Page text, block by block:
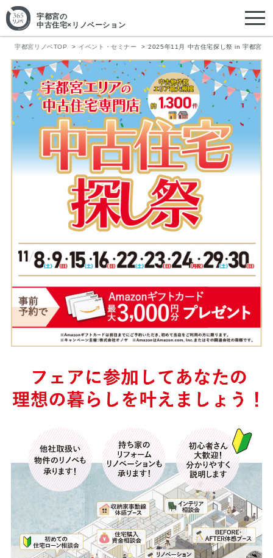
宇都宮の
中古住宅×リノベーション
宇都宮リノベTOP イベント・セミナー 2025年11月 中古住宅探し祭 in 宇都宮